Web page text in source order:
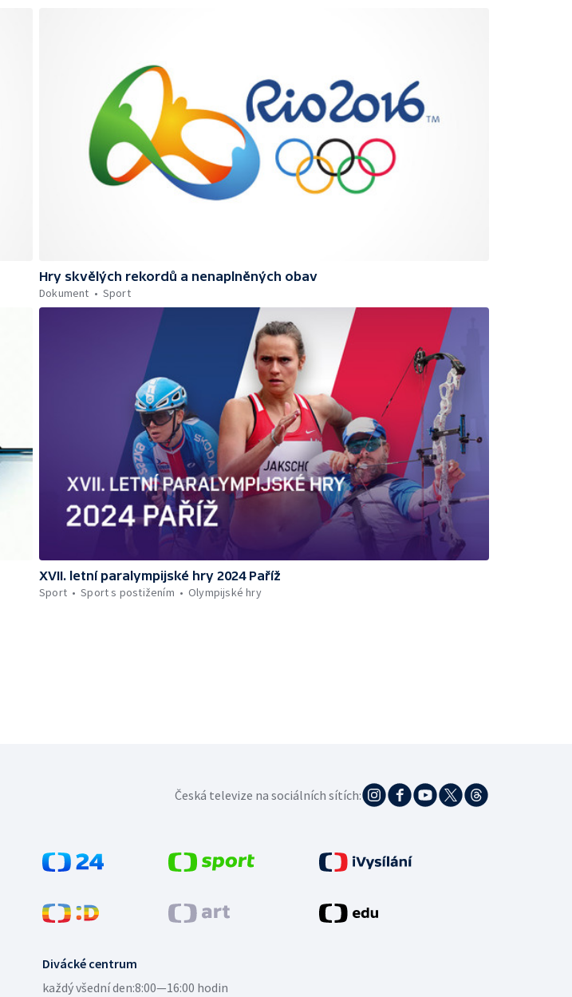
Hry skvělých rekordů a nenaplněných obav
Dokument
Sport
XVII. letní paralympijské hry 2024 Paříž
Sport
Sport s postižením Olympijské hry
Divácké centrum
každý všední den:8:00—16:00 hodin
Česká televize na sociálních sítích: